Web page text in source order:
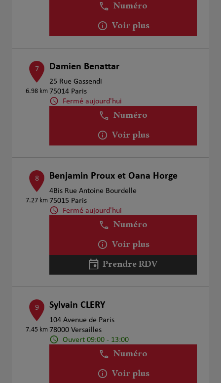
Numéro
Voir plus
7
6.98 km
Damien Benattar
25 Rue Gassendi
75014 Paris
Fermé aujourd'hui
Numéro
Voir plus
8
7.27 km
Benjamin Proux et Oana Horge
4Bis Rue Antoine Bourdelle
75015 Paris
Fermé aujourd'hui
Numéro
Voir plus
Prendre RDV
9
7.45 km
Sylvain CLERY
104 Avenue de Paris
78000 Versailles
Ouvert 09:00 - 13:00
Numéro
Voir plus